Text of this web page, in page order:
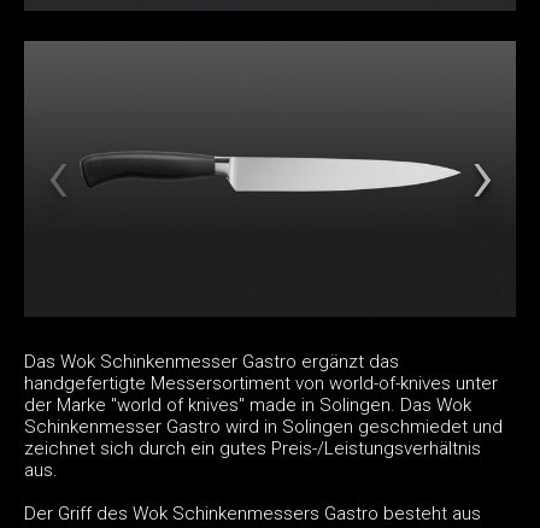
Das Wok Schinkenmesser Gastro ergänzt das
handgefertigte Messersortiment von world-of-knives unter
der Marke "world of knives" made in Solingen. Das Wok
Schinkenmesser Gastro wird in Solingen geschmiedet und
zeichnet sich durch ein gutes Preis-/Leistungsverhältnis
aus.
Der Griff des Wok Schinkenmessers Gastro besteht aus